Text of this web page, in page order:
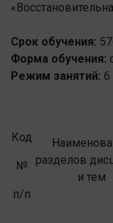
Срок обучения:
Форма обучения:
Режим занятий: 6
Код
№
п/п
разделов
и тем